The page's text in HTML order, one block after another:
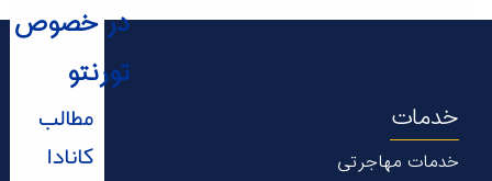
در خصوص
تورنتو
مطالب
کانادا
خدمات
خدمات مهاجرتی